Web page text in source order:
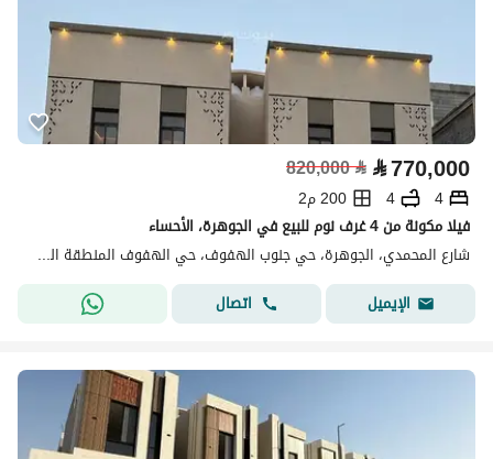
⃁770,000
⃁
820,000
4
4
200 م2
فيلا مكونة من 4 غرف نوم للبيع في الجوهرة، الأحساء
شارع المحمدي، الجوهرة، حي جنوب الهفوف، حي الهفوف المنطقة الشرقية، الأحساء
الإيميل
اتصال